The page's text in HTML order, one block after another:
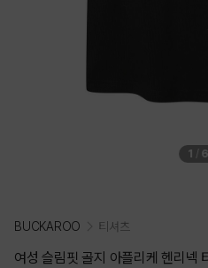
1 / 6
BUCKAROO 티셔츠
여성 슬림핏 골지 아플리케 헨리